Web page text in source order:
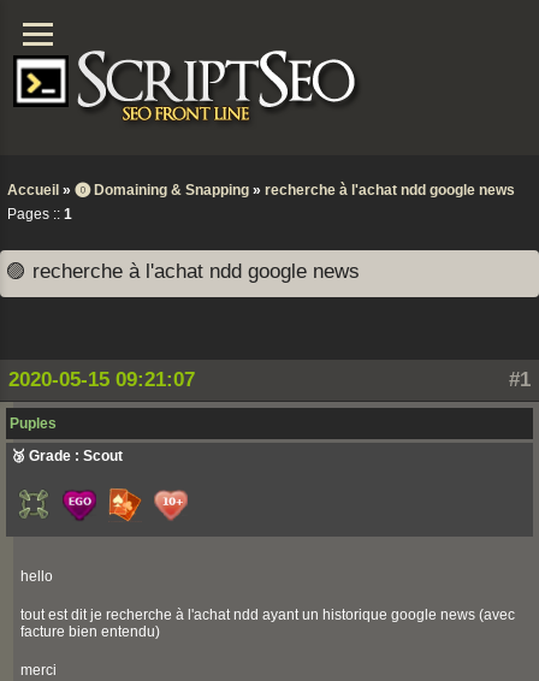
Accueil » ⓿ Domaining & Snapping » recherche à l'achat ndd google news
Pages :: 1
🟣 recherche à l'achat ndd google news
#1
2020-05-15 09:21:07
Puples
🥉 Grade : Scout
hello
tout est dit je recherche à l'achat ndd ayant un historique google news (avec
facture bien entendu)
merci